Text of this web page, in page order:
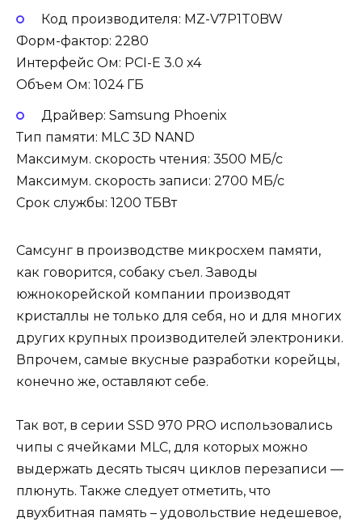
Код производителя: MZ-V7P1T0BW
Форм-фактор: 2280
Интерфейс Ом: PCI-E 3.0 x4
Объем Ом: 1024 ГБ
Драйвер: Samsung Phoenix
Тип памяти: MLC 3D NAND
Максимум. скорость чтения: 3500 МБ/с
Максимум. скорость записи: 2700 МБ/с
Срок службы: 1200 ТБВт
Самсунг в производстве микросхем памяти,
как говорится, собаку съел. Заводы
южнокорейской компании производят
кристаллы не только для себя, но и для многих
других крупных производителей электроники.
Впрочем, самые вкусные разработки корейцы,
конечно же, оставляют себе.
Так вот, в серии SSD 970 PRO использовались
чипы с ячейками MLC, для которых можно
выдержать десять тысяч циклов перезаписи —
плюнуть. Также следует отметить, что
двухбитная память – удовольствие недешевое,